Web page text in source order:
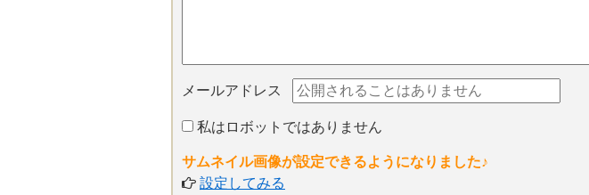
メールアドレス
私はロボットではありません
サムネイル画像が設定できるようになりました♪
設定してみる